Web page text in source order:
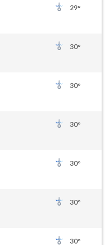
29°
30°
30°
30°
30°
30°
30°